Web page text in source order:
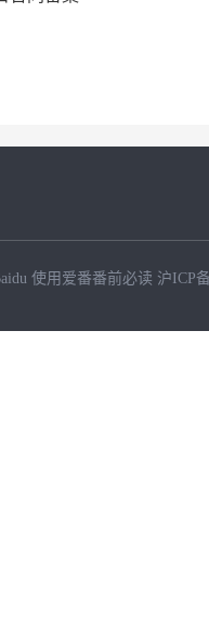
使用爱番番前必读 沪ICP